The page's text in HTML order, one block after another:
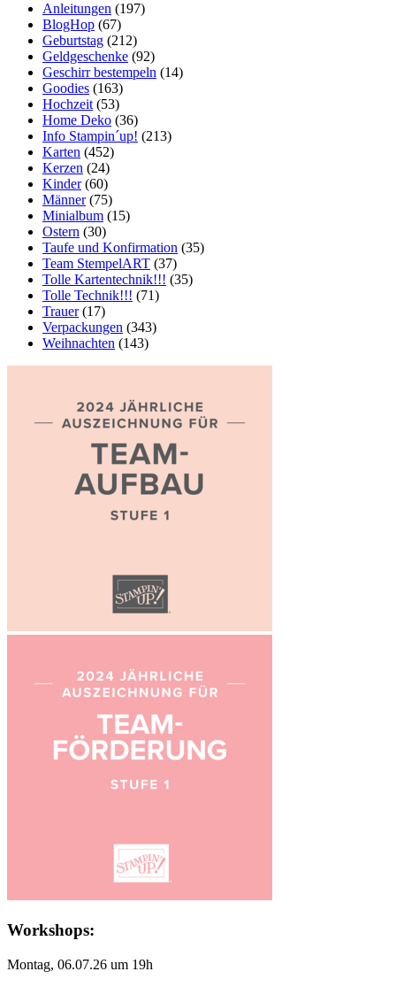
Anleitungen (197)
BlogHop (67)
Geburtstag (212)
Geldgeschenke (92)
Geschirr bestempeln (14)
Goodies (163)
Hochzeit (53)
Home Deko (36)
Info Stampin´up! (213)
Karten (452)
Kerzen (24)
Kinder(60)
Männer(75)
Minialbum (15)
Ostern (30)
Taufe und Konfirmation (35)
Team StempelART (37)
Tolle Kartentechnik!!! (35)
Tolle Technik!!! (71)
Trauer(17)
Verpackungen (343)
Weihnachten (143)
Workshops:
Montag, 06.07.26 um 19h